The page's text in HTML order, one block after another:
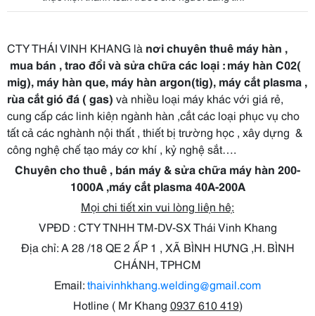
CTY THÁI VINH KHANG là nơi chuyên thuê máy hàn ,
mua bán , trao đổi và sửa chữa các loại : máy hàn C02(
mig), máy hàn que, máy hàn argon(tig), máy cắt plasma ,
rùa cắt gió đá ( gas) và nhiều loại máy khác với giá rẻ,
cung cấp các linh kiện ngành hàn ,cắt các loại phục vụ cho
tất cả các nghành nội thất , thiết bị trường học , xây dựng &
công nghệ chế tạo máy cơ khí , kỷ nghệ sắt….
Chuyên cho thuê , bán máy & sửa chữa máy hàn 200-
1000A ,máy cắt plasma 40A-200A
Mọi chi tiết xin vui lòng liện hệ:
VPĐD : CTY TNHH TM-DV-SX Thái Vinh Khang
Địa chỉ: A 28 /18 QE 2 ẤP 1 , XÃ BÌNH HƯNG ,H. BÌNH
CHÁNH, TPHCM
Email:thaivinhkhang.welding@gmail.com
Hotline ( Mr Khang 0937 610 419)